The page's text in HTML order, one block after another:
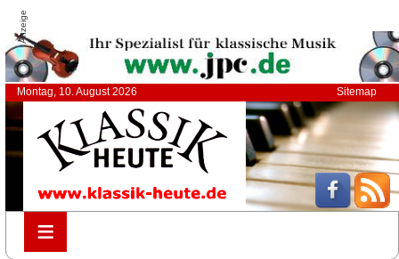
Anzeige
Montag, 10. August 2026 Sitemap
≡
≡